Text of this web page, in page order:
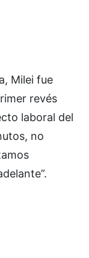
Milei fue
revés
laboral del
no